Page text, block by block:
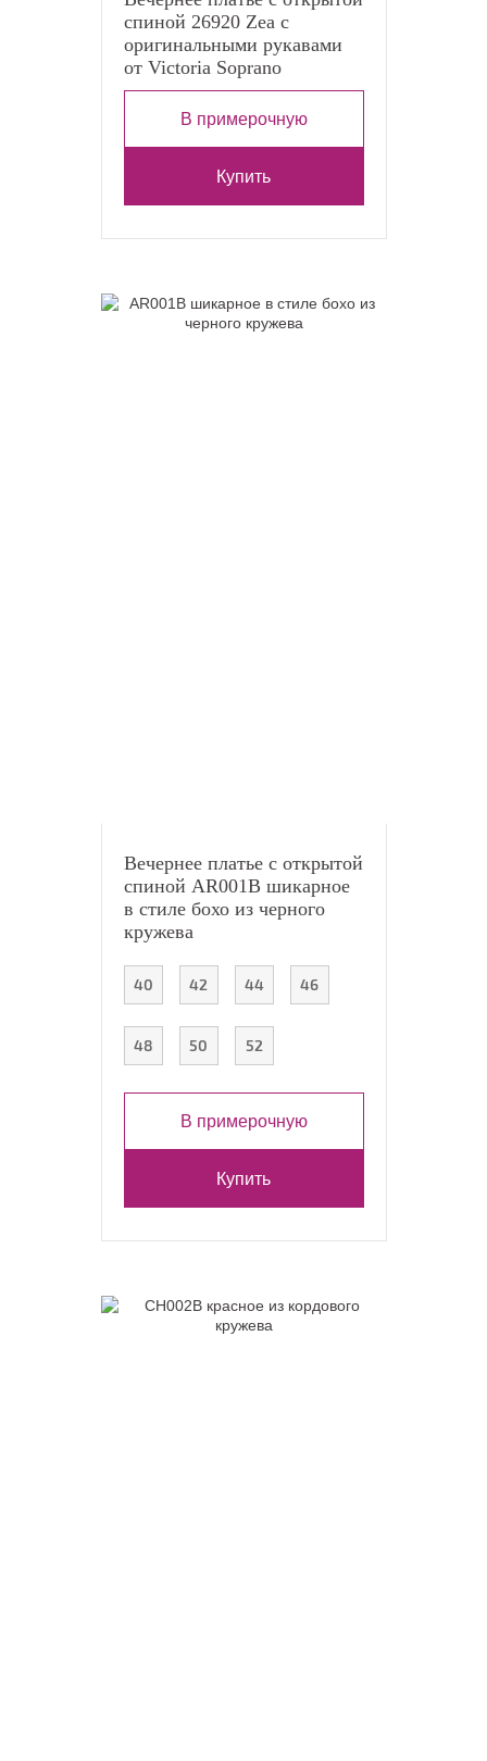
спиной 26920 Zea с
оригинальными рукавами
от Victoria Soprano
В примерочную
Купить
Вечернее платье с открытой
спиной AR001B шикарное
в стиле бохо из черного
кружева
40 42 44 46
48 50 52
В примерочную
Купить